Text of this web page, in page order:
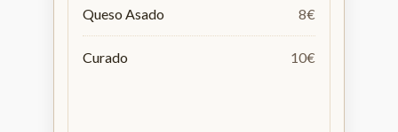
Queso Asado 8€
Curado 10€